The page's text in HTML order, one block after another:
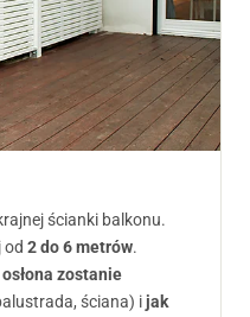
ścianki balkonu.
od 2 do 6 metrów.
zostanie
ściana) i jak